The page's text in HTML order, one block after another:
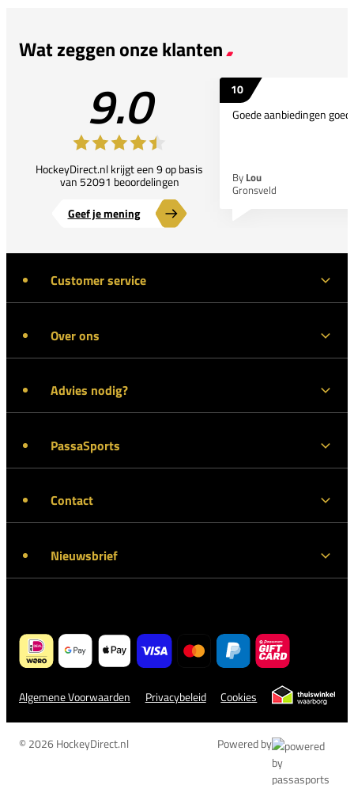
Wat zeggen onze klanten
9.0
HockeyDirect.nl krijgt een 9 op basis
van 52091 beoordelingen
Geef je mening
10
Goede aanbiedingen
By Lou
Gronsveld
Customer service
Over ons
Advies nodig?
PassaSports
Contact
Nieuwsbrief
Algemene Voorwaarden Privacybeleid Cookies
© 2026 HockeyDirect.nl Powered by